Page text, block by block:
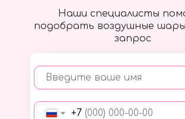
Наши специалисты
подобрать воздушные
запрос
Введите ваше имя
+7